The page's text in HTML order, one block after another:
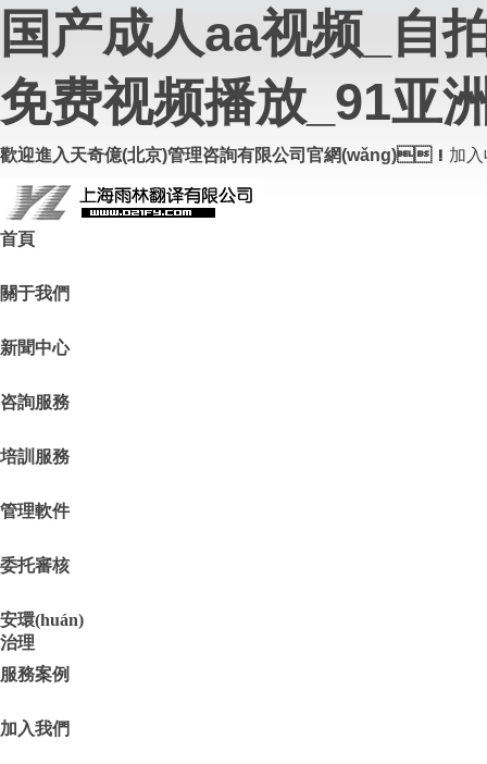
国产成人aa视频_自
免费视频播放_91亚
歡迎進入天奇億(北京)管理咨詢有限公司官網(wǎng)！ 加
首頁
關于我們
新聞中心
咨詢服務
培訓服務
管理軟件
委托審核
安環(huán)
治理
服務案例
加入我們